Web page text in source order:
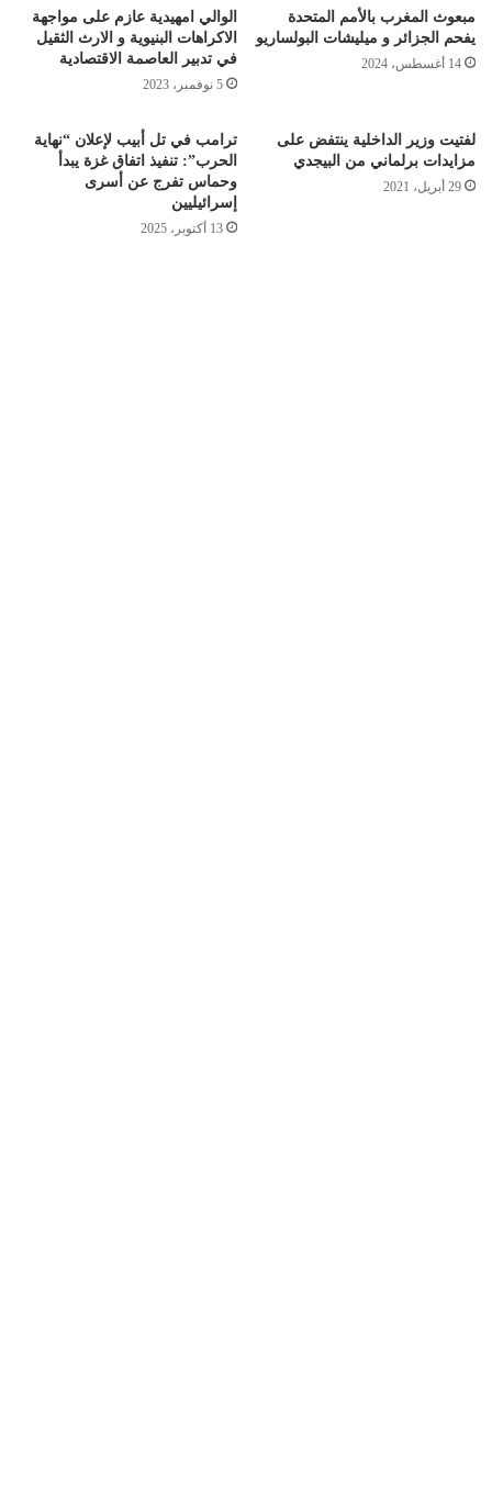
مبعوث المغرب بالأمم المتحدة
يفحم الجزائر و ميليشات البولساريو
14 أغسطس، 2024
الوالي امهيدية عازم على مواجهة
الاكراهات البنيوية و الارث الثقيل
في تدبير العاصمة الاقتصادية
5 نوفمبر، 2023
لفتيت وزير الداخلية ينتفض على
مزايدات برلماني من البيجدي
29 أبريل، 2021
ترامب في تل أبيب لإعلان “نهاية
الحرب”: تنفيذ اتفاق غزة يبدأ
وحماس تفرج عن أسرى
إسرائيليين
13 أكتوبر، 2025